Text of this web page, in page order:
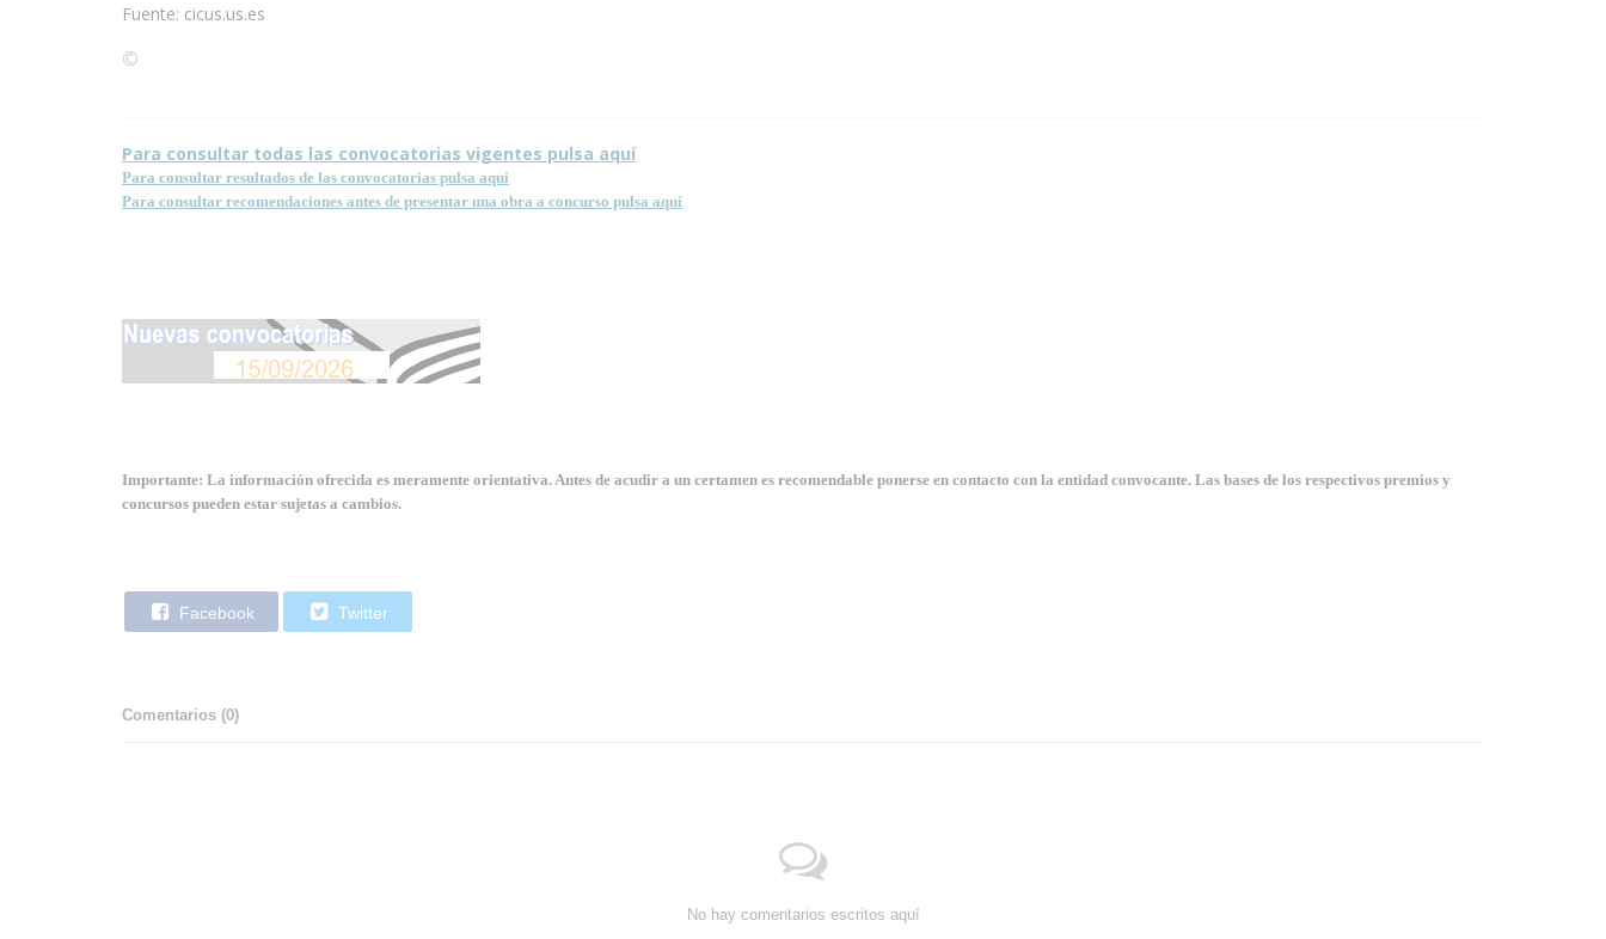
Fuente: cicus.us.es
©
Para consultar todas las convocatorias vigentes pulsa aquí
Para consultar resultados de las convocatorias pulsa aquí
Para consultar recomendaciones antes de presentar una obra a concurso pulsa aquí
Importante: La información ofrecida es meramente orientativa. Antes de acudir a un certamen es recomendable ponerse en contacto con la entidad convocante. Las bases de los respectivos premios y
concursos pueden estar sujetas a cambios.
Facebook Twitter
Comentarios (0)
No hay comentarios escritos aquí